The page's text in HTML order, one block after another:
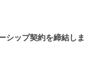
シップ契約を締結しま